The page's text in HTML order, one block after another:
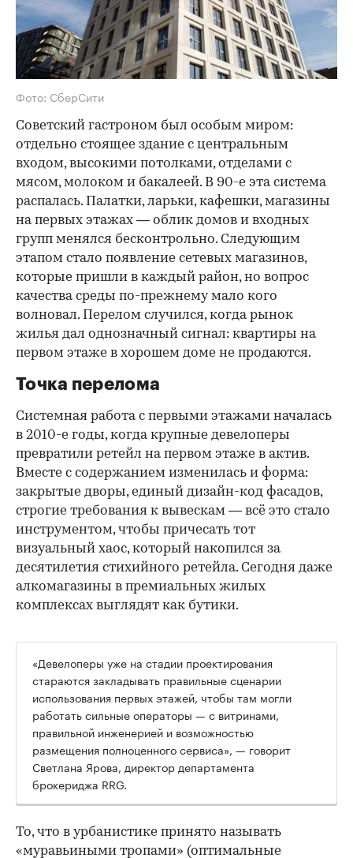
Фото: СберСити
Советский гастроном был особым миром:
отдельно стоящее здание с центральным
входом, высокими потолками, отделами с
мясом, молоком и бакалеей. В 90-е эта система
распалась. Палатки, ларьки, кафешки, магазины
на первых этажах — облик домов и входных
групп менялся бесконтрольно. Следующим
этапом стало появление сетевых магазинов,
которые пришли в каждый район, но вопрос
качества среды по-прежнему мало кого
волновал. Перелом случился, когда рынок
жилья дал однозначный сигнал: квартиры на
первом этаже в хорошем доме не продаются.
Точка перелома
Системная работа с первыми этажами началась
в 2010-е годы, когда крупные девелоперы
превратили ретейл на первом этаже в актив.
Вместе с содержанием изменилась и форма:
закрытые дворы, единый дизайн-код фасадов,
строгие требования к вывескам — всё это стало
инструментом, чтобы причесать тот
визуальный хаос, который накопился за
десятилетия стихийного ретейла. Сегодня даже
алкомагазины в премиальных жилых
комплексах выглядят как бутики.
00:00
«Девелоперы уже на стадии проектирования
стараются закладывать правильные сценарии
использования первых этажей, чтобы там могли
работать сильные операторы — с витринами,
правильной инженерией и возможностью
размещения полноценного сервиса», — говорит
Светлана Ярова, директор департамента
брокериджа RRG.
То, что в урбанистике принято называть
«муравьиными тропами» (оптимальные